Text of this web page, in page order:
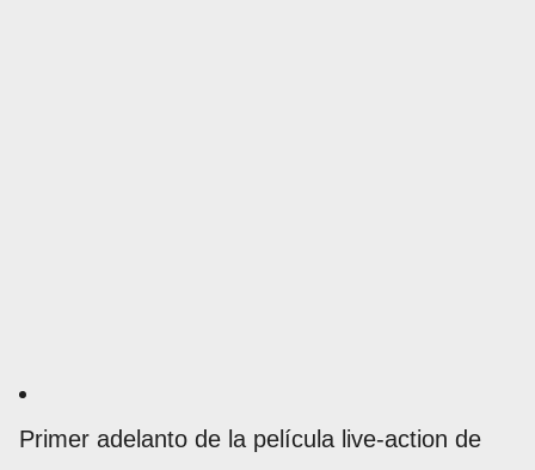
Primer adelanto de la película live-action de